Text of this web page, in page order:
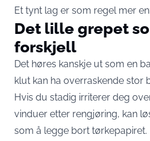
Et tynt lag er som regel mer
Det lille grepet
forskjell
Det høres kanskje ut som en
klut kan ha overraskende stor
Hvis du stadig irriterer deg
vinduer etter rengjøring, kan
som å legge bort tørkepapiret.